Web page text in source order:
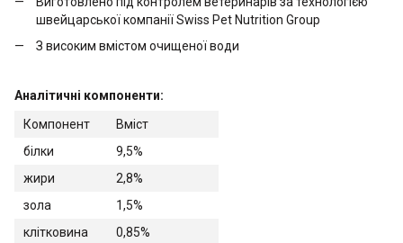
швейцарської компанії Swiss Pet Nutrition Group
З високим вмістом очищеної води
Аналітичні компоненти:
Компонент
Вміст
білки
9,5%
жири
2,8%
зола
1,5%
клітковина
0,85%